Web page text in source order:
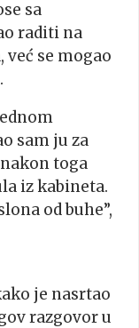
sa
raditi na
se mogao
sam ju za
toga
iz kabineta.
od buhe”,
je nasrtao
razgovor u